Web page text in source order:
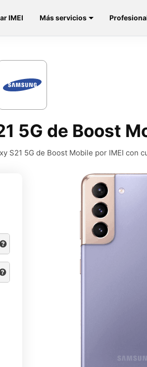
IMEI Más servicios
5G de Boost
S21 5G de Boost Mobile por IMEI con